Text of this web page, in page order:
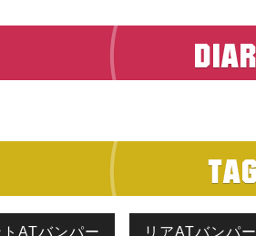
ATバンパー リアATバンパー